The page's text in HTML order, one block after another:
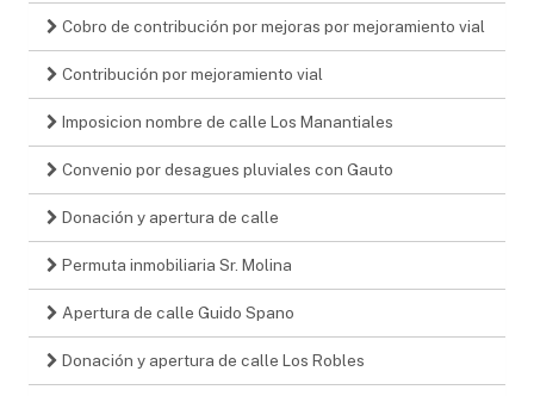
Cobro de contribución por mejoras por mejoramiento vial
Contribución por mejoramiento vial
Imposicion nombre de calle Los Manantiales
Convenio por desagues pluviales con Gauto
Donación y apertura de calle
Permuta inmobiliaria Sr. Molina
Apertura de calle Guido Spano
Donación y apertura de calle Los Robles